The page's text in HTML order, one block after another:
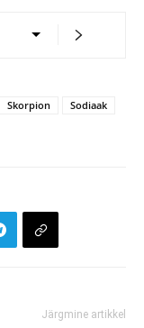
Skorpion
Sodiaak
Järgmine artikkel